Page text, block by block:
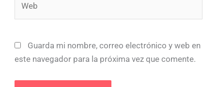
Guarda mi nombre, correo electrónico y web en
este navegador para la próxima vez que comente.